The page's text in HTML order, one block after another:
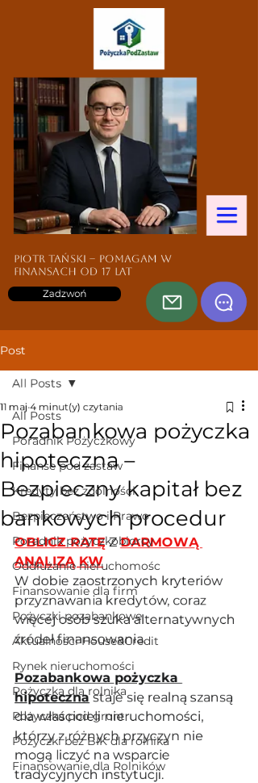
Zadzwoń
Piotr Tański – pomagam w
finansach od 17 lat
Post
All Posts
Poradnik Pożyczkowy
Finanse pod zastaw
Kredyty bez zdolności
Bezpieczeństwo i Prawo
Poradnik pożyczkobiorcy
Oddłużanie nieruchomośc
Finansowanie dla firm
Pożyczki pozabankowe
Aktualności House&Credit
Rynek nieruchomości
Pożyczka dla rolnika
Pożyczka pod grunt
Pożyczki bez BIK dla rolnika
Finansowanie dla Rolników
All Posts
Pozabankowa pożyczka
hipoteczna –
Bezpieczny kapitał bez
bankowych procedur
11 maj 4 minut(y) czytania
OBLICZ RATĘ Z DARMOWĄ
ANALIZĄ KW
W dobie zaostrzonych kryteriów
przyznawania kredytów, coraz
więcej osób szuka alternatywnych
źródeł finansowania.
Pozabankowa pożyczka
hipoteczna staje się realną szansą
dla właścicieli nieruchomości,
którzy z różnych przyczyn nie
mogą liczyć na wsparcie
tradycyjnych instytucji.